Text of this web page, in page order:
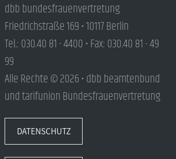
dbb bundesfrauenvertretung
Friedrichstraße 169 • 10117 Berlin
Tel.: 030.40 81 - 4400 • Fax: 030.40 81 - 49
99
Alle Rechte © 2026 • dbb beamtenbund
und tarifunion Bundesfrauenvertretung
DATENSCHUTZ